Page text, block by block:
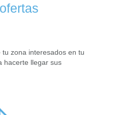
zona interesados en tu
hacerte llegar sus